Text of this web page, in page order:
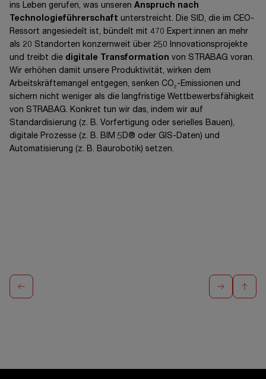
ins Leben gerufen, was unseren Anspruch nach
Technologieführerschaft unterstreicht. Die SID, die im CEO-
Ressort angesiedelt ist, bündelt mit 470 Expert:innen an mehr
als 20 Standorten konzernweit über 250 Innovationsprojekte
und treibt die digitale Transformation von STRABAG voran.
Wir erhöhen damit unsere Produktivität, wirken dem
Arbeitskräftemangel entgegen, senken CO2 -Emissionen und
sichern nicht weniger als die langfristige Wettbewerbsfähigkeit
von STRABAG. Konkret tun wir das, indem wir auf
Standardisierung (z. B. Vorfertigung oder serielles Bauen),
digitale Prozesse (z. B. BIM 5D® oder GIS-Daten) und
Automatisierung (z. B. Baurobotik) setzen.